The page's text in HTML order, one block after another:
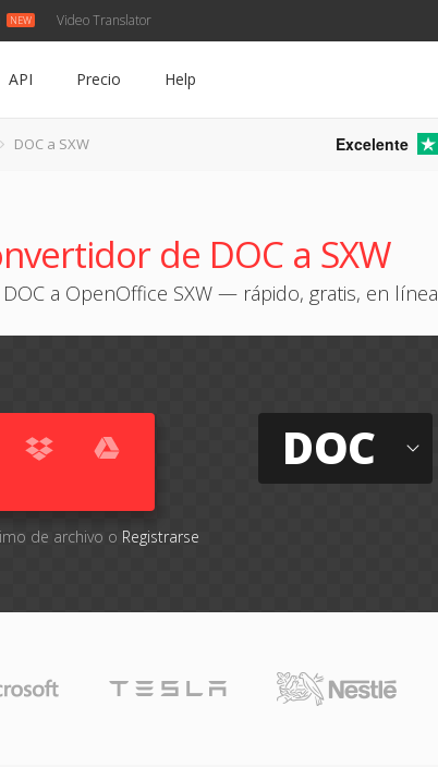
Video Translator
API Precio Help
DOC a SXW Excelente
de DOC a SXW
a OpenOffice SXW — rápido, gratis, en línea
de archivo o Registrarse
DOC